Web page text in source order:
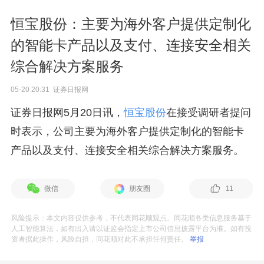
恒宝股份：主要为海外客户提供定制化
的智能卡产品以及支付、连接安全相关
综合解决方案服务
05-20 20:31 证券日报网
证券日报网5月20日讯，恒宝股份在接受调研者提问
时表示，公司主要为海外客户提供定制化的智能卡
产品以及支付、连接安全相关综合解决方案服务。
微信 朋友圈 11
风险提示：本文内容仅供参考，不代表同花顺观点。同花顺各类信息服务基于
人工智能算法，如有出入请以证监会指定上市公司信息披露平台为准。如有投
资者据此操作，风险自担，同花顺对此不承担任何责任。举报